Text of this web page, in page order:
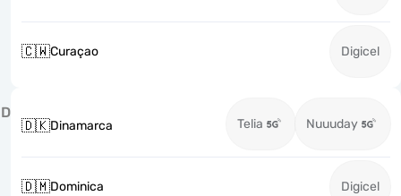
🇨🇼Curaçao Digicel
D
🇩🇰Dinamarca Telia Nuuuday
🇩🇲Dominica Digicel